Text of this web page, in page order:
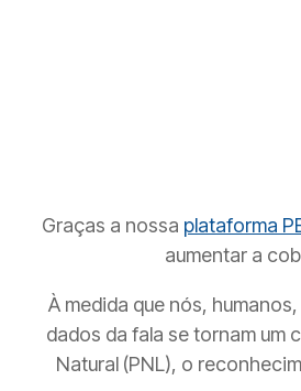
Graças a nossa plataforma
aumentar a
À medida que nós,
dados da fala se tornam um
Natural (PNL), o